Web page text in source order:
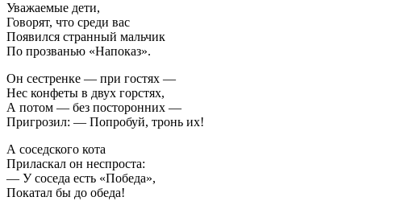
Уважаемые дети,
Говорят, что среди вас
Появился странный мальчик
По прозванью «Напоказ».
Он сестренке — при гостях —
Нес конфеты в двух горстях,
А потом — без посторонних —
Пригрозил: — Попробуй, тронь их!
А соседского кота
Приласкал он неспроста:
— У соседа есть «Победа»,
Покатал бы до обеда!